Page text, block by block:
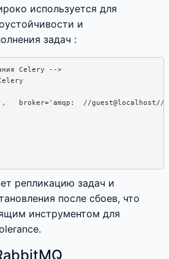
используется для
и
задач :
Celery -->
broker='amqp:  //
репликацию задач и
после сбоев, что
инструментом для